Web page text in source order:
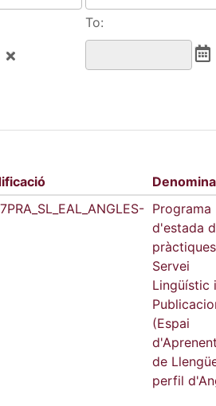
To:
Programa
d'estada
Servei
Lingüístic
(Espai
de
perfil